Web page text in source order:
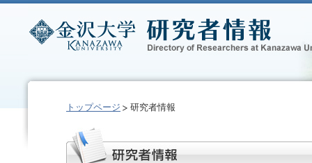
トップページ 研究者情報